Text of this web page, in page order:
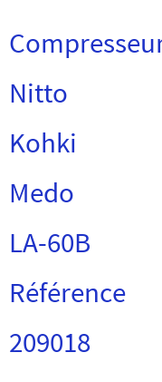
Nitto
Kohki
Medo
LA-60B
Référence
209018